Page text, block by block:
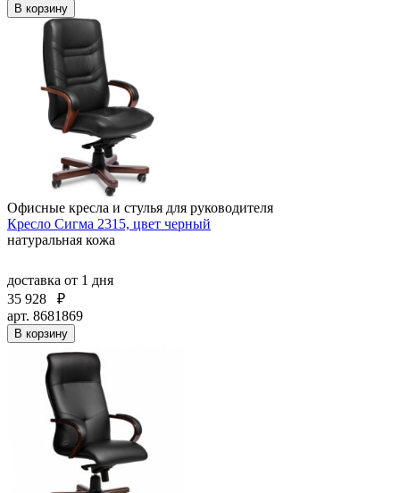
В корзину
Офисные кресла и стулья для руководителя
Кресло Сигма 2315, цвет черный
натуральная кожа
доставка от 1 дня
35 928
₽
арт. 8681869
В корзину